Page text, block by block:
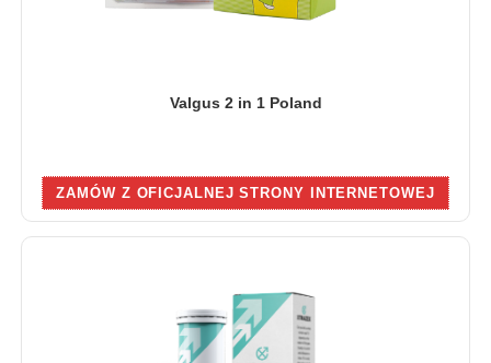
Valgus 2 in 1 Poland
ZAMÓW Z OFICJALNEJ STRONY INTERNETOWEJ